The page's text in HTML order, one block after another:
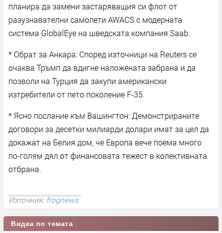
планира да замени застаряващия си флот от
разузнавателни самолети AWACS с модерната
система GlobalEye на шведската компания Saab.
* Обрат за Анкара: Според източници на Reuters се
очаква Тръмп да вдигне наложената забрана и да
позволи на Турция да закупи американски
изтребители от пето поколение F-35.
* Ясно послание към Вашингтон: Демонстрираните
договори за десетки милиарди долари имат за цел да
докажат на Белия дом, че Европа вече поема много
по-голям дял от финансовата тежест в колективната
отбрана.
Източник:frognews
Видеа по темата